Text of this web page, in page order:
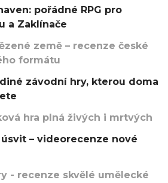
pořádné RPG pro
a Zaklínače
země – recenze české
formátu
závodní hry, kterou doma
hra plná živých i mrtvých
– videorecenze nové
- recenze skvělé umělecké